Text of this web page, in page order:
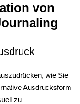
von
wie Sie
Ausdrucksform
zu